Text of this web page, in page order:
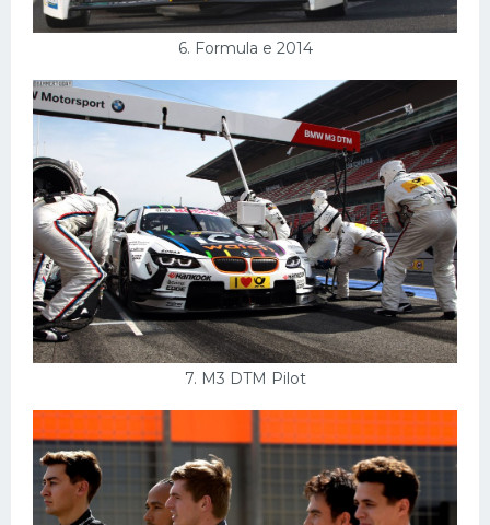
6. Formula e 2014
7. M3 DTM Pilot